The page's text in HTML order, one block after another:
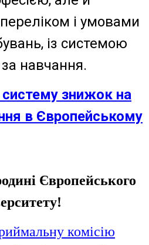
і умовами
із системою
навчання.
знижок на
в Європейському
Європейського
комісію